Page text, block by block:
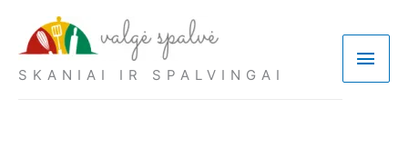
SKANIAI IR SPALVINGAI